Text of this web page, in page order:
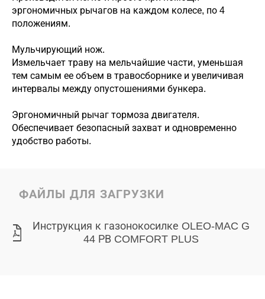
эргономичных рычагов на каждом колесе, по 4
положениям.
Мульчирующий нож.
Измельчает траву на мельчайшие части, уменьшая
тем самым ее объем в травосборнике и увеличивая
интервалы между опустошениями бункера.
Эргономичный рычаг тормоза двигателя.
Обеспечивает безопасный захват и одновременно
удобство работы.
ФАЙЛЫ ДЛЯ ЗАГРУЗКИ
Инструкция к газонокосилке OLEO-MAC G
44 РВ COMFORT PLUS